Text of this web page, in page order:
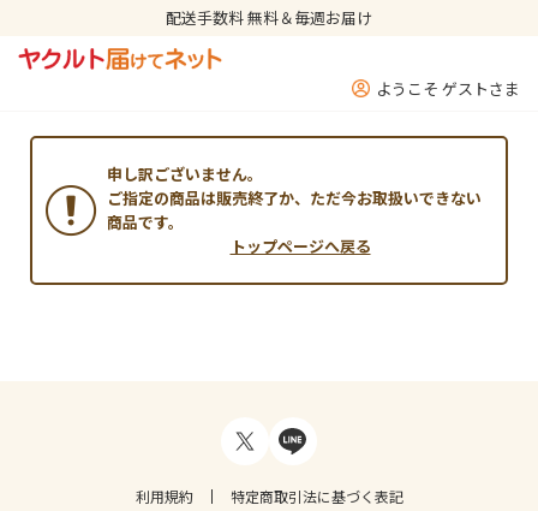
配送手数料 無料＆毎週お届け
ようこそ ゲストさま
申し訳ございません。
ご指定の商品は販売終了か、ただ今お取扱いできない
商品です。
トップページへ戻る
利用規約
特定商取引法に基づく表記